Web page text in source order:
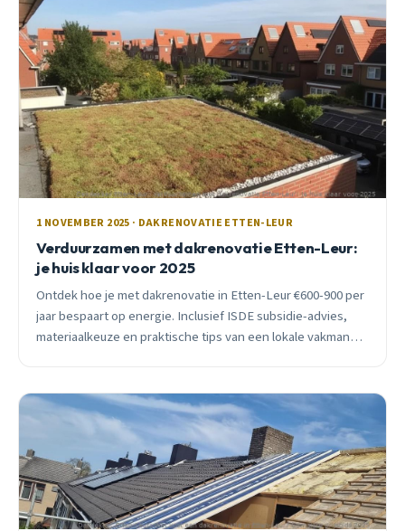
1 NOVEMBER 2025 · DAKRENOVATIE ETTEN-LEUR
Verduurzamen met dakrenovatie Etten-Leur:
je huis klaar voor 2025
Ontdek hoe je met dakrenovatie in Etten-Leur €600-900 per
jaar bespaart op energie. Inclusief ISDE subsidie-advies,
materiaalkeuze en praktische tips van een lokale vakman